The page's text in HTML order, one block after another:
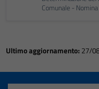
Comunale -
Ultimo aggiornamento: 27/